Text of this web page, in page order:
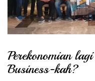
Perekonomian
Business-kah?